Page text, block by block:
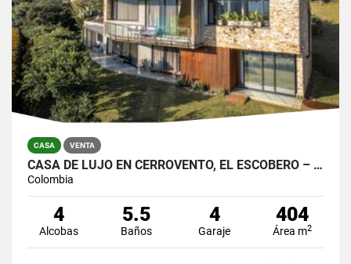
CASA VENTA
CASA DE LUJO EN CERROVENTO, EL ESCOBERO – ENVIGADO
Colombia
4
Alcobas
5.5
Baños
4
Garaje
404
Área m2